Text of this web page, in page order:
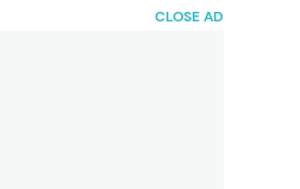
CLOSE AD